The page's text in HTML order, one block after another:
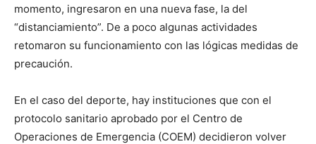
momento, ingresaron en una nueva fase, la del
“distanciamiento”. De a poco algunas actividades
retomaron su funcionamiento con las lógicas medidas de
precaución.
En el caso del deporte, hay instituciones que con el
protocolo sanitario aprobado por el Centro de
Operaciones de Emergencia (COEM) decidieron volver